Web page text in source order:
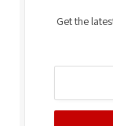
Get the